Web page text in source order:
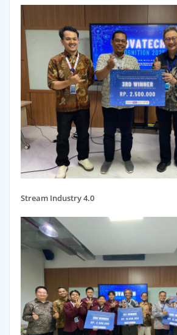
Stream Industry 4.0